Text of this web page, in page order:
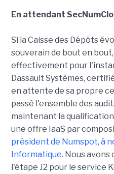
En attendant
Si la Caisse des Dépôts
souverain de bout en
effectivement pour
Dassault Systèmes,
en attente de sa propre
passé l'ensemble des
maintenant la
une offre IaaS par
président de Numspot, à
Informatique. Nous avons
l'étape J2 pour le service